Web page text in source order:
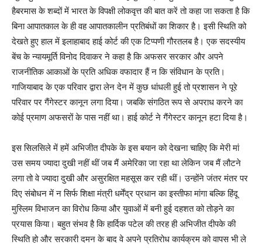
हैबरमास के शब्दों में भारत के विपक्षी लोकवृत्त की बात करें तो कहा जा सकता है कि
बिना आपातकाल के ही वह आपातकालीन प्रतिबंधों का शिकार है। इसी स्थिति को
देखते हुए हाल में इलाहाबाद हाई कोर्ट की एक टिप्पणी गौरतलब है। एक सदस्यीय
बेंच के न्यायमूर्ति विनोद दिवाकर ने कहा है कि अफसर सरकार और अपने
राजनीतिक आकाओं के प्रति अधिक वफादार हैं न कि संविधान के प्रति।
गाजियाबाद के एक परिवार द्वारा लेन देन में कुछ धांधली हुई तो प्रशासन ने पूरे
परिवार पर गैंगेस्टर कानून लगा दिया। जबकि संगठित रूप से अपराध करने का
कोई प्रमाण अफसरों के पास नहीं था। हाई कोर्ट ने गैंगेस्टर कानून हटा दिया है।
इस सिलसिले में हमें अभिजीत दीपके के इस बयान को देखना चाहिए कि मेरी मां
उस समय ज्यादा दुखी नहीं थीं जब मैं अमेरिका जा रहा था लेकिन जब मैं लौटने
लगा तो वे ज्यादा दुखी और असुरक्षित महसूस कर रही थीं। उन्होंने जंतर मंतर पर
दिए संबोधन में न सिर्फ शिक्षा मंत्री धर्मेंद्र प्रधान का इस्तीफा मांगा बल्कि हिंदू
मुस्लिम विभाजन का विरोध किया और युवाओं में बनी हुई दहशत को तोड़ने का
प्रयास किया। बहुत संभव है कि हार्दिक पटेल की तरह ही अभिजीत दीपके की
स्थिति हो और सरकारी दमन के बाद वे अपने प्रतिरोध कार्यक्रम को वापस भी ले